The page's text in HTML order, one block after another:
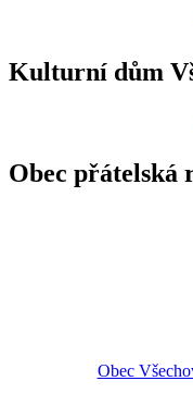
Kulturní dům
Obec přátelská
Obec